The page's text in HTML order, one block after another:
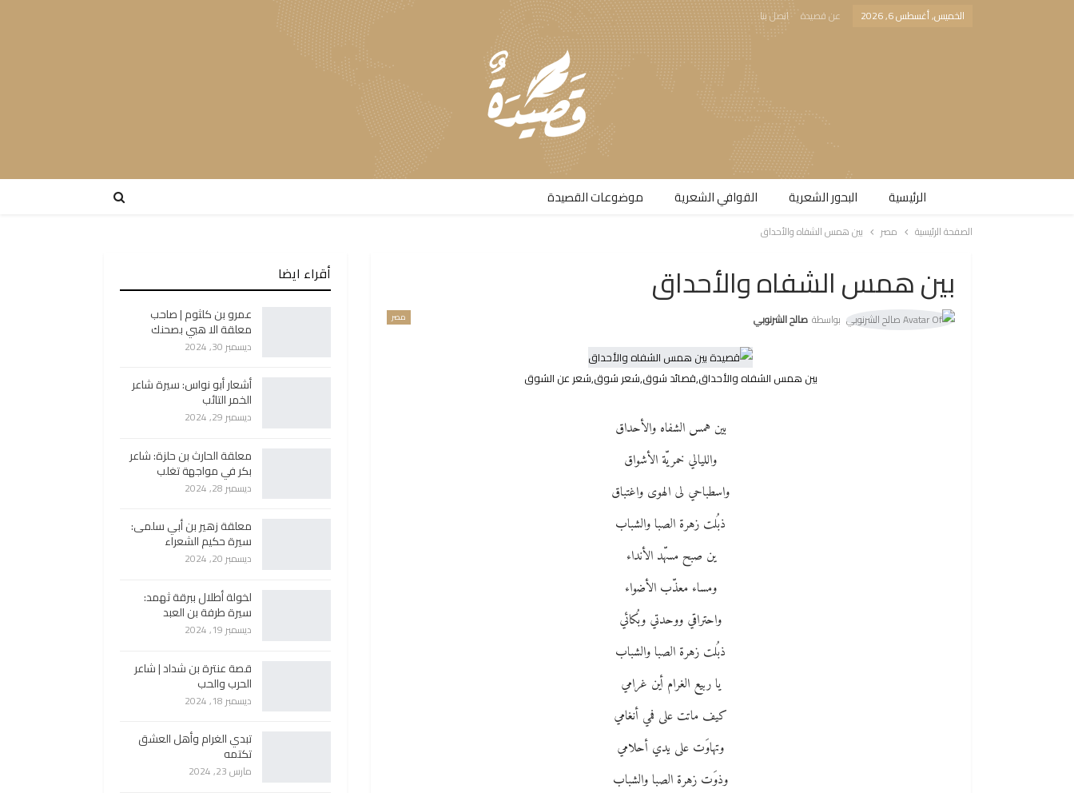
الخميس, أغسطس 6, 2026 عن قصيدة اتصل بنا
الرئيسية البحور الشعرية​ القوافي الشعرية​ موضوعات القصيدة​
الصفحة الرئيسية مصر بين همس الشفاه والأحداق
بين همس الشفاه والأحداق
مصر بواسطة صالح الشرنوبي
بين همس الشفاه والأحداق,قصائد شوق,شعر شوق,شعر عن الشوق
بين همس الشفاه والأحداق
والليالي خمريّة الأشواق
واسطباحي لى الهوى واغتباق
ذبُلت زهرة الصبا والشباب
ين صبح مسهّد الأنداء
ومساء معذّب الأضواء
واحتراقي ووحدتي وبُكائي
ذبُلت زهرة الصبا والشباب
يا ربيع الغرام أين غرامي
كيف ماتت على فمي أنغامي
وتهاوَت على يدي أحلامي
وذوَت زهرة الصبا والشباب
أقراء ايضا
عمرو بن كلثوم | صاحب
معلقة الا هبي بصحنك
ديسمبر 30, 2024
أشعار أبو نواس: سيرة شاعر
الخمر التائب
ديسمبر 29, 2024
معلقة الحارث بن حلزة: شاعر
بكر في مواجهة تغلب
ديسمبر 28, 2024
معلقة زهير بن أبي سلمى:
سيرة حكيم الشعراء
ديسمبر 20, 2024
لخولة أطلال ببرقة ثهمد:
سيرة طرفة بن العبد
ديسمبر 19, 2024
قصة عنترة بن شداد | شاعر
الحرب والحب
ديسمبر 18, 2024
تبدي الغرام وأهل العشق
تكتمه
مارس 23, 2024